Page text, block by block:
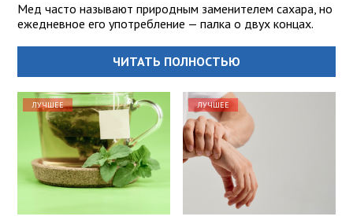
Мед часто называют природным заменителем сахара, но
ежедневное его употребление — палка о двух концах.
ЧИТАТЬ ПОЛНОСТЬЮ
ЛУЧШЕЕ ЛУЧШЕЕ